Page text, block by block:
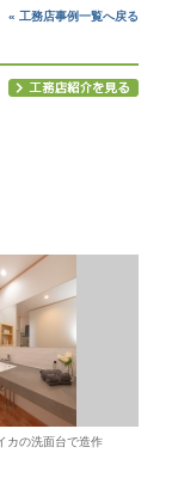
« 工務店事例一覧へ戻る
カの洗面台で造作